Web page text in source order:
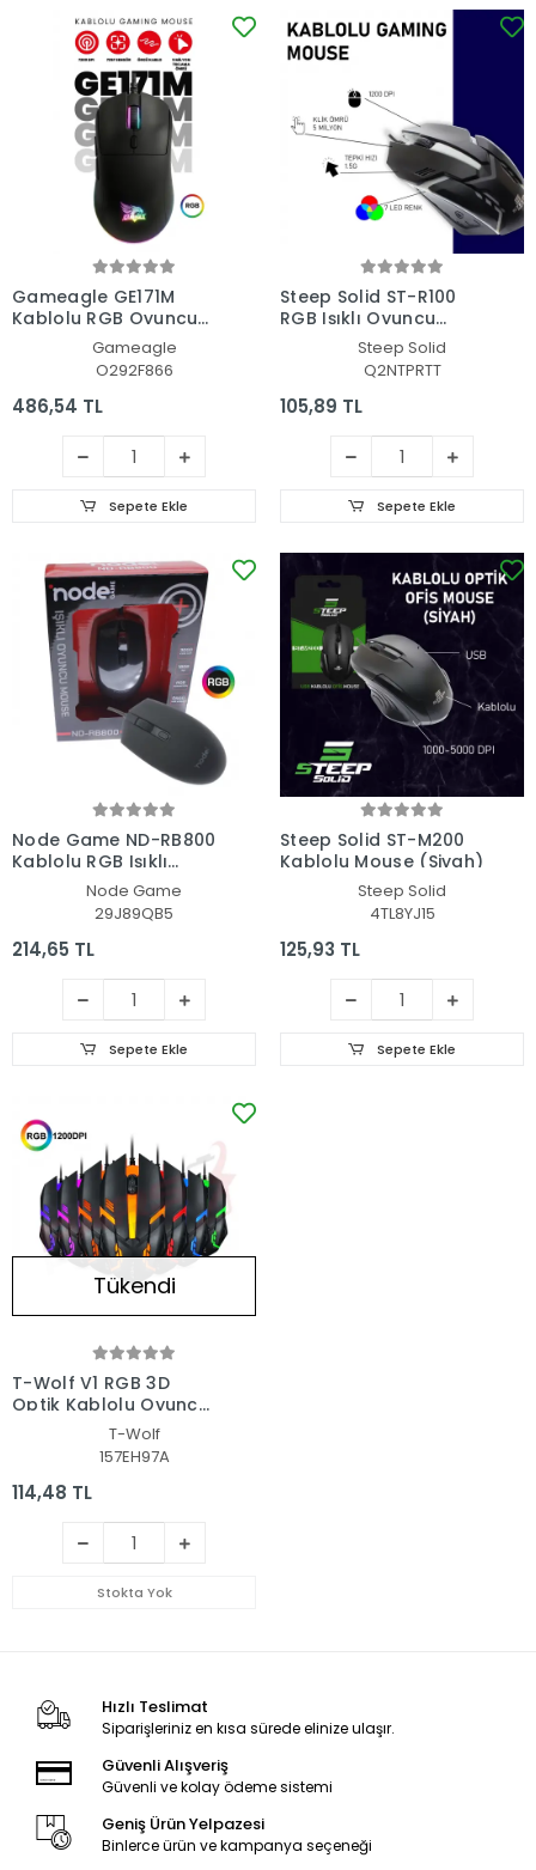
Gameagle GE171M
Kablolu RGB Oyuncu
Gaming Optik Mouse
Gameagle
O292F866
486,54 TL
Sepete Ekle
Steep Solid ST-R100
RGB Işıklı Oyuncu
Steep Solid
Q2NTPRTT
105,89 TL
Sepete Ekle
Node Game ND-RB800
Kablolu RGB Işıklı
Optik Mouse (Siyah)
Node Game
29J89QB5
214,65 TL
Sepete Ekle
Steep Solid ST-M200
Kablolu Mouse (Siyah)
Steep Solid
4TL8YJ15
125,93 TL
Sepete Ekle
Tükendi
T-Wolf V1 RGB 3D
Optik Kablolu Oyuncu
T-Wolf
157EH97A
114,48 TL
Stokta Yok
Hızlı Teslimat
Siparişleriniz en kısa sürede elinize ulaşır.
Güvenli Alışveriş
Güvenli ve kolay ödeme sistemi
Geniş Ürün Yelpazesi
Binlerce ürün ve kampanya seçeneği